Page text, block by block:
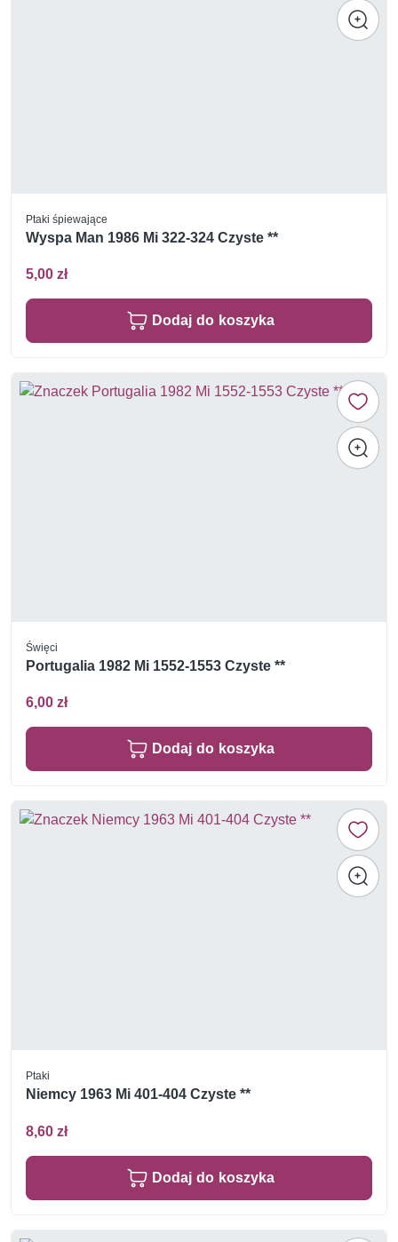
Ptaki śpiewające
Wyspa Man 1986 Mi 322-324 Czyste **
5,00 zł
Dodaj do koszyka
Święci
Portugalia 1982 Mi 1552-1553 Czyste **
6,00 zł
Dodaj do koszyka
Ptaki
Niemcy 1963 Mi 401-404 Czyste **
8,60 zł
Dodaj do koszyka